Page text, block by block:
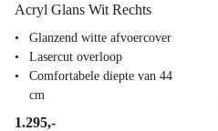
Acryl Glans Wit Rechts
Glanzend witte afvoercover
Lasercut overloop
Comfortabele diepte van 44
cm
1.295,-